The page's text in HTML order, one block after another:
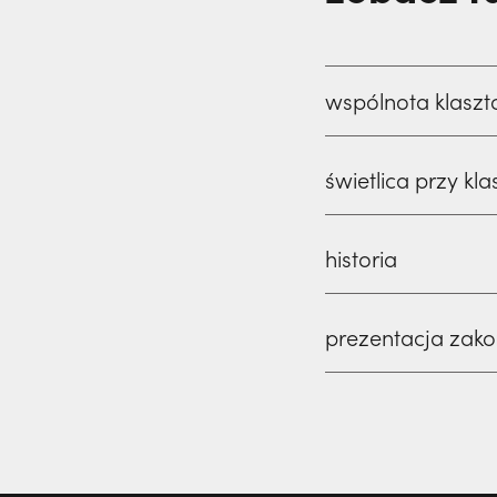
wspólnota
świetlica przy
historia
prezentacja